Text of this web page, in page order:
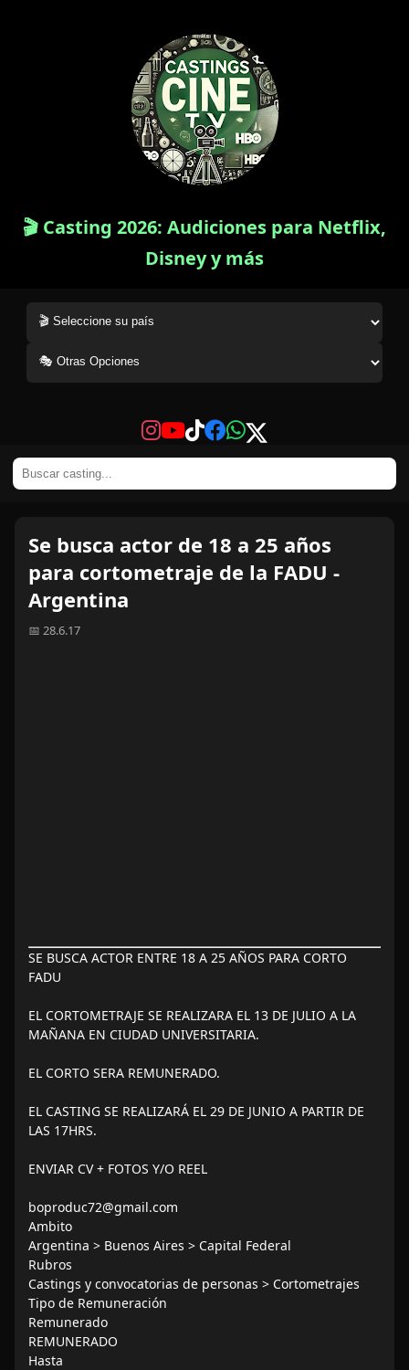
🎬 Casting 2026: Audiciones para Netflix,
Disney y más
Se busca actor de 18 a 25 años
para cortometraje de la FADU -
Argentina
📅 28.6.17
SE BUSCA ACTOR ENTRE 18 A 25 AÑOS PARA CORTO
FADU
EL CORTOMETRAJE SE REALIZARA EL 13 DE JULIO A LA
MAÑANA EN CIUDAD UNIVERSITARIA.
EL CORTO SERA REMUNERADO.
EL CASTING SE REALIZARÁ EL 29 DE JUNIO A PARTIR DE
LAS 17HRS.
ENVIAR CV + FOTOS Y/O REEL
boproduc72@gmail.com
Ambito
Argentina > Buenos Aires > Capital Federal
Rubros
Castings y convocatorias de personas > Cortometrajes
Tipo de Remuneración
Remunerado
REMUNERADO
Hasta